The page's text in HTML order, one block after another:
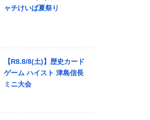
ャチけいば夏祭り
【R8.8/8(土)】歴史カード
ゲーム ハイスト 津島信長
ミニ大会